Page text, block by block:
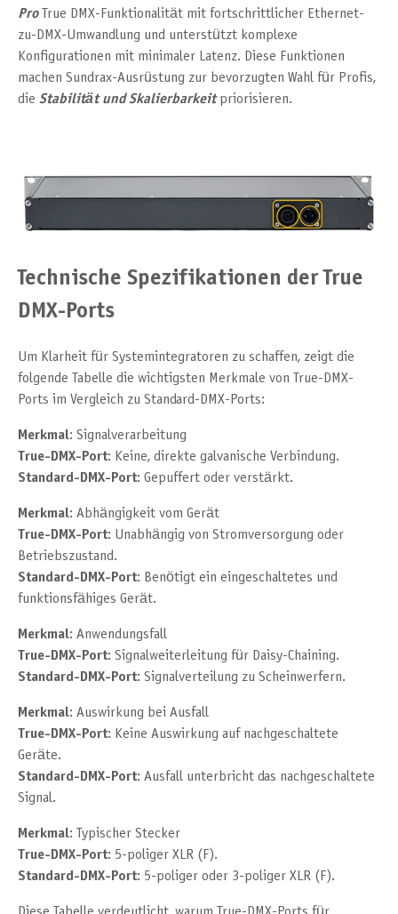
ProTrue DMX-Funktionalität mit fortschrittlicher Ethernet-
zu-DMX-Umwandlung und unterstützt komplexe
Konfigurationen mit minimaler Latenz. Diese Funktionen
machen Sundrax-Ausrüstung zur bevorzugten Wahl für Profis,
die Stabilität und Skalierbarkeitpriorisieren.
Technische Spezifikationen der True
DMX-Ports
Um Klarheit für Systemintegratoren zu schaffen, zeigt die
folgende Tabelle die wichtigsten Merkmale von True-DMX-
Ports im Vergleich zu Standard-DMX-Ports:
Merkmal: Signalverarbeitung
True-DMX-Port: Keine, direkte galvanische Verbindung.
Standard-DMX-Port: Gepuffert oder verstärkt.
Merkmal: Abhängigkeit vom Gerät
True-DMX-Port: Unabhängig von Stromversorgung oder
Betriebszustand.
Standard-DMX-Port: Benötigt ein eingeschaltetes und
funktionsfähiges Gerät.
Merkmal: Anwendungsfall
True-DMX-Port: Signalweiterleitung für Daisy-Chaining.
Standard-DMX-Port: Signalverteilung zu Scheinwerfern.
Merkmal: Auswirkung bei Ausfall
True-DMX-Port: Keine Auswirkung auf nachgeschaltete
Geräte.
Standard-DMX-Port: Ausfall unterbricht das nachgeschaltete
Signal.
Merkmal: Typischer Stecker
True-DMX-Port: 5-poliger XLR (F).
Standard-DMX-Port: 5-poliger oder 3-poliger XLR (F).